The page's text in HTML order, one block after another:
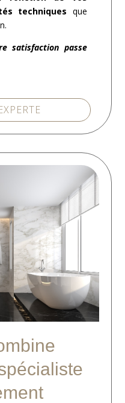
techniques que
satisfaction passe